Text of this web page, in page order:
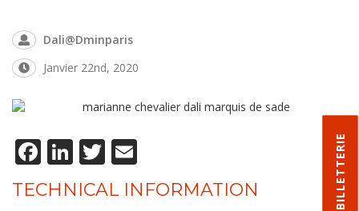
BILLETTERIE
Dali@dminparis
Janvier 22nd, 2020
Facebook
LinkedIn
Twitter
TECHNICAL INFORMATION